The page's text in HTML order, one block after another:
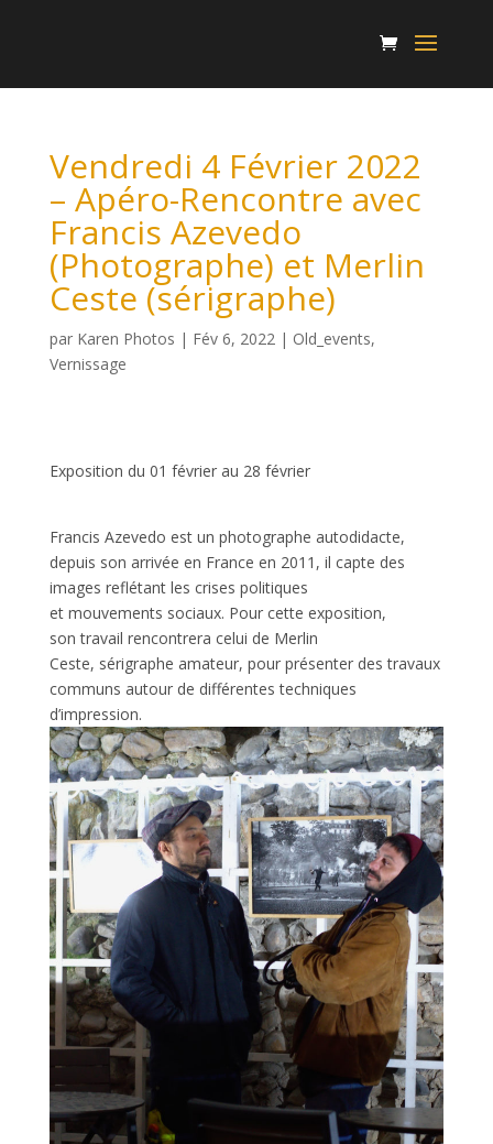
Vendredi 4 Février 2022
– Apéro-Rencontre avec
Francis Azevedo
(Photographe) et Merlin
Ceste (sérigraphe)
par Karen Photos | Fév 6, 2022| Old_events,
Vernissage
Exposition du 01 février au 28 février
Francis Azevedo est un photographe autodidacte,
depuis son arrivée en France en 2011, il capte des
images reflétant les crises politiques
et mouvements sociaux. Pour cette exposition,
son travail rencontrera celui de Merlin
Ceste, sérigraphe amateur, pour présenter des travaux
communs autour de différentes techniques
d’impression.